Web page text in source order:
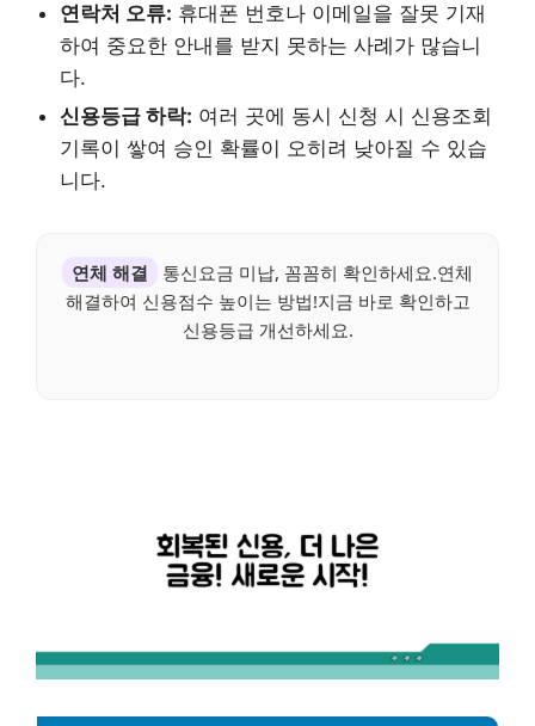
연락처 오류: 휴대폰 번호나 이메일을 잘못 기재
하여 중요한 안내를 받지 못하는 사례가 많습니
다.
신용등급 하락: 여러 곳에 동시 신청 시 신용조회
기록이 쌓여 승인 확률이 오히려 낮아질 수 있습
니다.
연체 해결
통신요금 미납, 꼼꼼히 확인하세요.연체
해결하여 신용점수 높이는 방법!지금 바로 확인하고
신용등급 개선하세요.